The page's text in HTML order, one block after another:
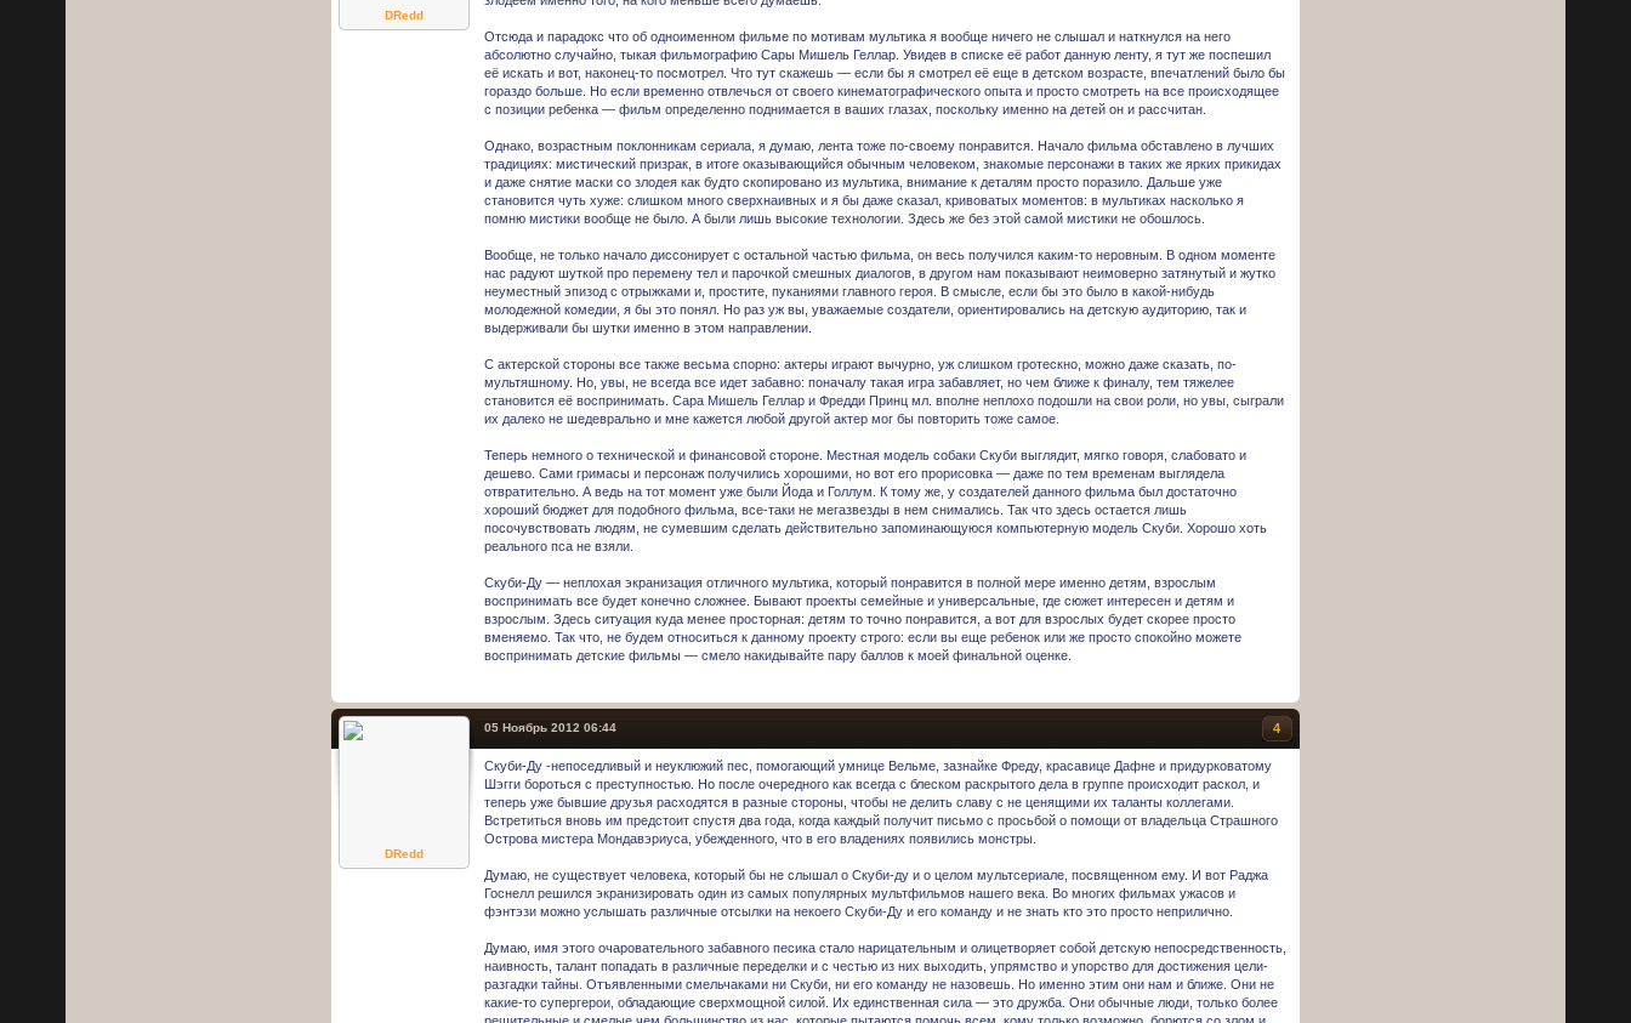
DRedd
Отсюда и парадокс что об одноименном фильме по мотивам мультика я вообще ничего не слышал и наткнулся на него
абсолютно случайно, тыкая фильмографию Сары Мишель Геллар. Увидев в списке её работ данную ленту, я тут же поспешил
её искать и вот, наконец-то посмотрел. Что тут скажешь — если бы я смотрел её еще в детском возрасте, впечатлений было бы
гораздо больше. Но если временно отвлечься от своего кинематографического опыта и просто смотреть на все происходящее
с позиции ребенка — фильм определенно поднимается в ваших глазах, поскольку именно на детей он и рассчитан.
Однако, возрастным поклонникам сериала, я думаю, лента тоже по-своему понравится. Начало фильма обставлено в лучших
традициях: мистический призрак, в итоге оказывающийся обычным человеком, знакомые персонажи в таких же ярких прикидах
и даже снятие маски со злодея как будто скопировано из мультика, внимание к деталям просто поразило. Дальше уже
становится чуть хуже: слишком много сверхнаивных и я бы даже сказал, кривоватых моментов: в мультиках насколько я
помню мистики вообще не было. А были лишь высокие технологии. Здесь же без этой самой мистики не обошлось.
Вообще, не только начало диссонирует с остальной частью фильма, он весь получился каким-то неровным. В одном моменте
нас радуют шуткой про перемену тел и парочкой смешных диалогов, в другом нам показывают неимоверно затянутый и жутко
неуместный эпизод с отрыжками и, простите, пуканиями главного героя. В смысле, если бы это было в какой-нибудь
молодежной комедии, я бы это понял. Но раз уж вы, уважаемые создатели, ориентировались на детскую аудиторию, так и
выдерживали бы шутки именно в этом направлении.
С актерской стороны все также весьма спорно: актеры играют вычурно, уж слишком гротескно, можно даже сказать, по-
мультяшному. Но, увы, не всегда все идет забавно: поначалу такая игра забавляет, но чем ближе к финалу, тем тяжелее
становится её воспринимать. Сара Мишель Геллар и Фредди Принц мл. вполне неплохо подошли на свои роли, но увы, сыграли
их далеко не шедеврально и мне кажется любой другой актер мог бы повторить тоже самое.
Теперь немного о технической и финансовой стороне. Местная модель собаки Скуби выглядит, мягко говоря, слабовато и
дешево. Сами гримасы и персонаж получились хорошими, но вот его прорисовка — даже по тем временам выглядела
отвратительно. А ведь на тот момент уже были Йода и Голлум. К тому же, у создателей данного фильма был достаточно
хороший бюджет для подобного фильма, все-таки не мегазвезды в нем снимались. Так что здесь остается лишь
посочувствовать людям, не сумевшим сделать действительно запоминающуюся компьютерную модель Скуби. Хорошо хоть
реального пса не взяли.
Скуби-Ду — неплохая экранизация отличного мультика, который понравится в полной мере именно детям, взрослым
воспринимать все будет конечно сложнее. Бывают проекты семейные и универсальные, где сюжет интересен и детям и
взрослым. Здесь ситуация куда менее просторная: детям то точно понравится, а вот для взрослых будет скорее просто
вменяемо. Так что, не будем относиться к данному проекту строго: если вы еще ребенок или же просто спокойно можете
воспринимать детские фильмы — смело накидывайте пару баллов к моей финальной оценке.
05 Ноябрь 2012 06:44 4
DRedd
Скуби-Ду -непоседливый и неуклюжий пес, помогающий умнице Вельме, зазнайке Фреду, красавице Дафне и придурковатому
Шэгги бороться с преступностью. Но после очередного как всегда с блеском раскрытого дела в группе происходит раскол, и
теперь уже бывшие друзья расходятся в разные стороны, чтобы не делить славу с не ценящими их таланты коллегами.
Встретиться вновь им предстоит спустя два года, когда каждый получит письмо с просьбой о помощи от владельца Страшного
Острова мистера Мондавэриуса, убежденного, что в его владениях появились монстры.
Думаю, не существует человека, который бы не слышал о Скуби-ду и о целом мультсериале, посвященном ему. И вот Раджа
Госнелл решился экранизировать один из самых популярных мультфильмов нашего века. Во многих фильмах ужасов и
фэнтэзи можно услышать различные отсылки на некоего Скуби-Ду и его команду и не знать кто это просто неприлично.
Думаю, имя этого очаровательного забавного песика стало нарицательным и олицетворяет собой детскую непосредственность,
наивность, талант попадать в различные переделки и с честью из них выходить, упрямство и упорство для достижения цели-
разгадки тайны. Отъявленными смельчаками ни Скуби, ни его команду не назовешь. Но именно этим они нам и ближе. Они не
какие-то супергерои, обладающие сверхмощной силой. Их единственная сила — это дружба. Они обычные люди, только более